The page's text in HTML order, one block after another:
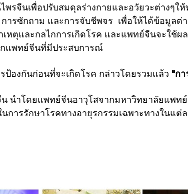
พรจีนเพื่อปรับสมดุลร่างกายและอวัยวะต่างๆให้
ารซักถาม และการจับชีพจร เพื่อให้ได้ข้อมูลต่
เหตุและกลไกการเกิดโรค และแพทย์จีนจะใช้
กแพทย์จีนที่มีประสบการณ์
องกันก่อนที่จะเกิดโรค กล่าวโดยรวมแล้ว "ก
นำโดยแพทย์จีนอาวุโสจากมหาวิทยาลัยแพท
การรักษาโรคทางอายุรกรรมเฉพาะทางในแต่